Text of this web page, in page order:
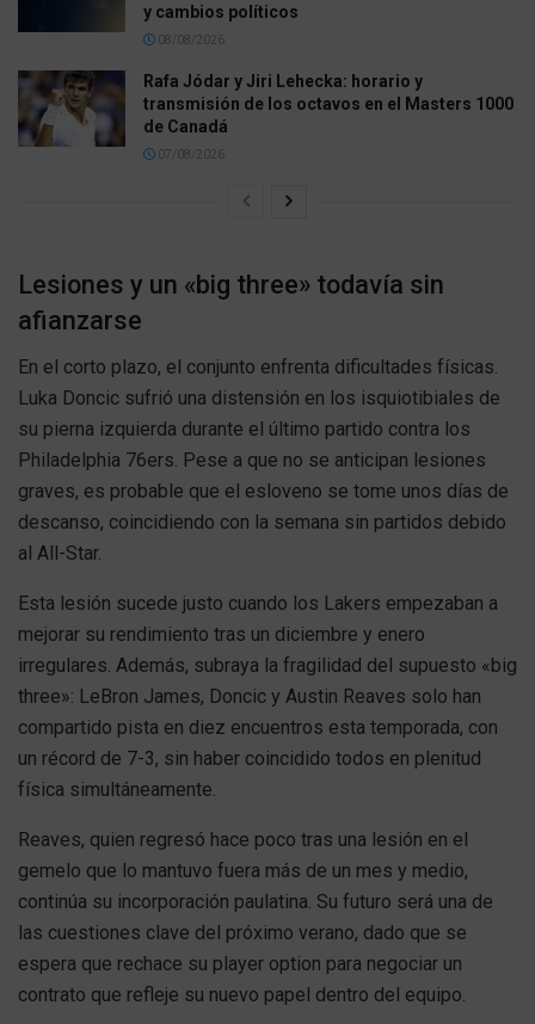
y cambios políticos
08/08/2026
Rafa Jódar y Jiri Lehecka: horario y
transmisión de los octavos en el Masters 1000
de Canadá
07/08/2026
Lesiones y un «big three» todavía sin
afianzarse
En el corto plazo, el conjunto enfrenta dificultades físicas.
Luka Doncic sufrió una distensión en los isquiotibiales de
su pierna izquierda durante el último partido contra los
Philadelphia 76ers. Pese a que no se anticipan lesiones
graves, es probable que el esloveno se tome unos días de
descanso, coincidiendo con la semana sin partidos debido
al All-Star.
Esta lesión sucede justo cuando los Lakers empezaban a
mejorar su rendimiento tras un diciembre y enero
irregulares. Además, subraya la fragilidad del supuesto «big
three»: LeBron James, Doncic y Austin Reaves solo han
compartido pista en diez encuentros esta temporada, con
un récord de 7-3, sin haber coincidido todos en plenitud
física simultáneamente.
Reaves, quien regresó hace poco tras una lesión en el
gemelo que lo mantuvo fuera más de un mes y medio,
continúa su incorporación paulatina. Su futuro será una de
las cuestiones clave del próximo verano, dado que se
espera que rechace su player option para negociar un
contrato que refleje su nuevo papel dentro del equipo.